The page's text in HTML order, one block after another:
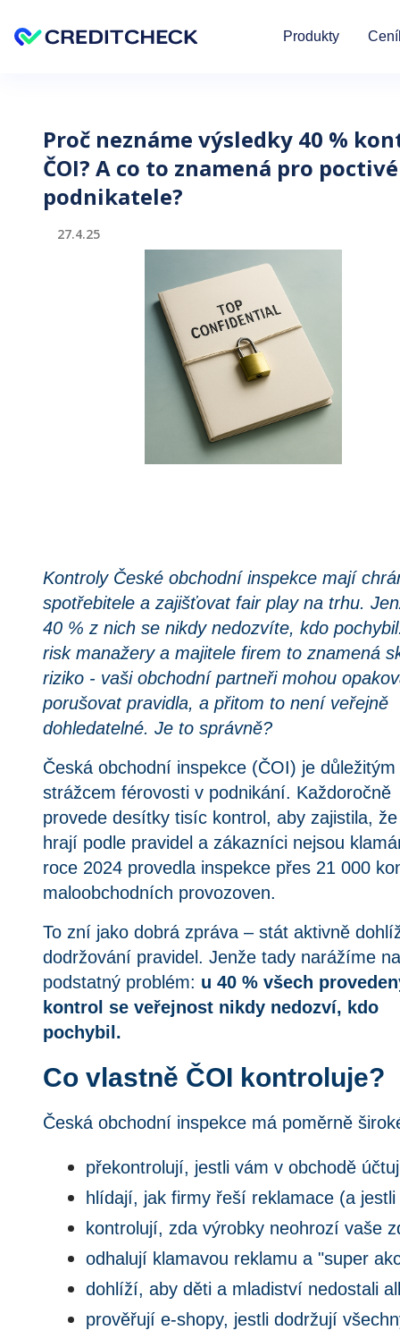
Produkty
Proč neznáme výsledky 40 %
ČOI? A co to znamená pro poctivé
podnikatele?
27.4.25
Kontroly České obchodní inspekce mají
spotřebitele a zajišťovat fair play na trhu.
40 % z nich se nikdy nedozvíte, kdo
risk manažery a majitele firem to znamená
riziko - vaši obchodní partneři mohou
porušovat pravidla, a přitom to není veřejně
dohledatelné. Je to správně?
Česká obchodní inspekce (ČOI) je důležitým
strážcem férovosti v podnikání. Každoročně
provede desítky tisíc kontrol, aby zajistila,
hrají podle pravidel a zákazníci nejsou
roce 2024 provedla inspekce přes 21 000
maloobchodních provozoven.
To zní jako dobrá zpráva – stát aktivně
dodržování pravidel. Jenže tady narážíme na
podstatný problém: u 40 % všech
kontrol se veřejnost nikdy nedozví, kdo
pochybil.
Co vlastně ČOI kontroluje?
Česká obchodní inspekce má poměrně
překontrolují, jestli vám v obchodě
hlídají, jak firmy řeší reklamace (a
kontrolují, zda výrobky neohrozí vaše
odhalují klamavou reklamu a "super
dohlíží, aby děti a mladiství nedostali
prověřují e-shopy, jestli dodržují